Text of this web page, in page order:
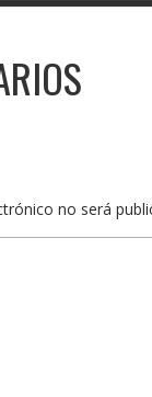
no será